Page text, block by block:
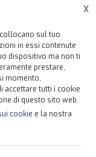
sul tuo
in essi contenute
dispositivo ma non ti
prestare,
momento,
accettare tutti i cookie
di questo sito web.
cookie e la nostra
X